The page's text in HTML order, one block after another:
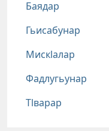
Баядар
Гьисабунар
Мискlалар
Фадлугьунар
Тlварар